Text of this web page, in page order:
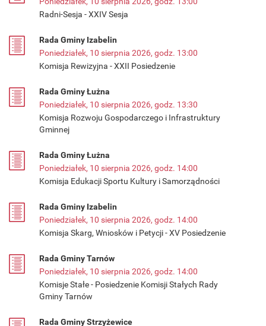
Radni-Sesja - XXIV Sesja
Rada Gminy Izabelin
Poniedziałek, 10 sierpnia 2026, godz. 13:00
Komisja Rewizyjna - XXII Posiedzenie
Rada Gminy Łużna
Poniedziałek, 10 sierpnia 2026, godz. 13:30
Komisja Rozwoju Gospodarczego i Infrastruktury
Gminnej
Rada Gminy Łużna
Poniedziałek, 10 sierpnia 2026, godz. 14:00
Komisja Edukacji Sportu Kultury i Samorządności
Rada Gminy Izabelin
Poniedziałek, 10 sierpnia 2026, godz. 14:00
Komisja Skarg, Wniosków i Petycji - XV Posiedzenie
Rada Gminy Tarnów
Poniedziałek, 10 sierpnia 2026, godz. 14:00
Komisje Stałe - Posiedzenie Komisji Stałych Rady
Gminy Tarnów
Rada Gminy Strzyżewice